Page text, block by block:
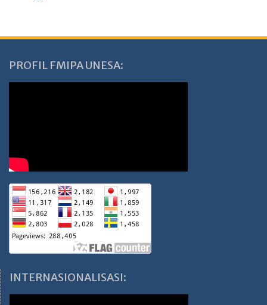
PROFIL FMIPA UNESA:
INTERNASIONALISASI: